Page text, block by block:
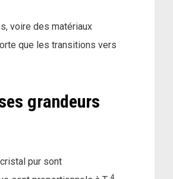
voire des matériaux
que les transitions vers
grandeurs
pur sont
4